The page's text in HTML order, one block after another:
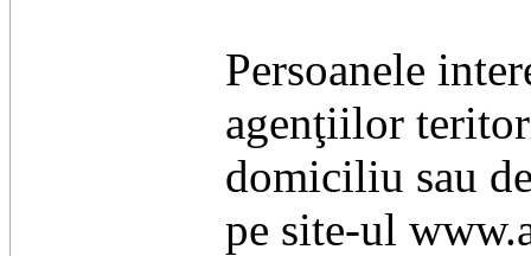
Persoanele
agenţiilor
domiciliu sau
pe site-ul